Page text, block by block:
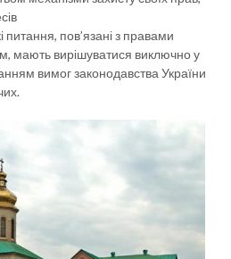
пов’язані з правами
мають вирішуватися виключно у
вимог законодавства України